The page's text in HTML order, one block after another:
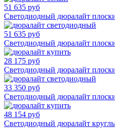
51 635 руб
Светодиодный дюралайт
51 635 руб
Светодиодный дюралайт
28 175 руб
Светодиодный дюралайт
33 350 руб
Светодиодный дюралайт
48 154 руб
Светодиодный дюралайт